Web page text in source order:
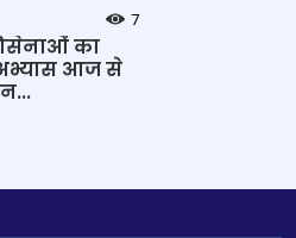
7
का
आज से